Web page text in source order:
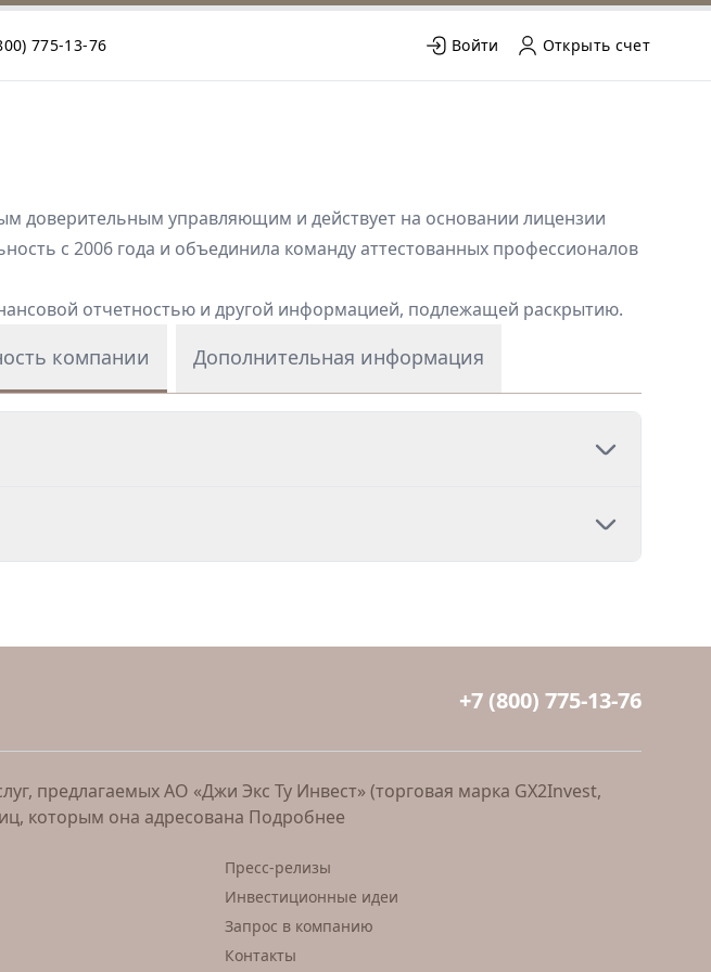
775-13-76 Войти Открыть счет
доверительным управляющим и действует на основании лицензии
с 2006 года и объединила команду аттестованных профессионалов
отчетностью и другой информацией, подлежащей раскрытию.
компании Дополнительная информация
+7 (800) 775-13-76
предлагаемых АО «Джи Экс Ту Инвест» (торговая марка GX2Invest,
которым она адресована Подробнее
Пресс-релизы
Инвестиционные идеи
Запрос в компанию
Контакты